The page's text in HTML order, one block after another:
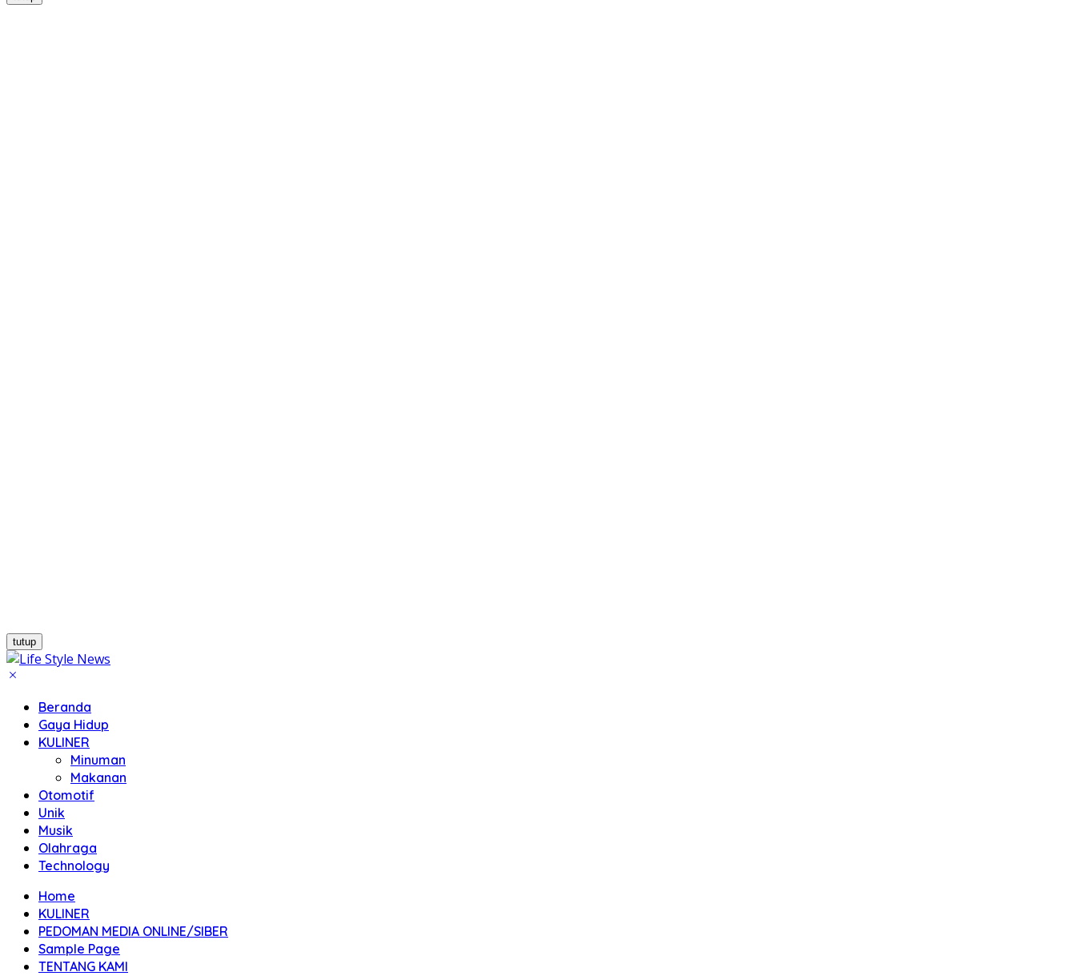
tutup
Beranda
Gaya Hidup
KULINER
Minuman
Makanan
Otomotif
Unik
Musik
Olahraga
Technology
Home
KULINER
PEDOMAN MEDIA ONLINE/SIBER
Sample Page
TENTANG KAMI